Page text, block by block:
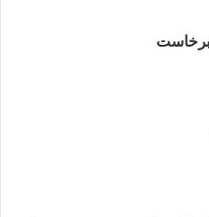
برخاست